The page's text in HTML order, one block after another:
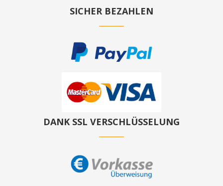
SICHER BEZAHLEN
DANK SSL VERSCHLÜSSELUNG